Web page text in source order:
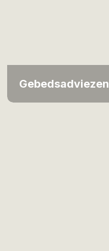
Gebedsadviezen